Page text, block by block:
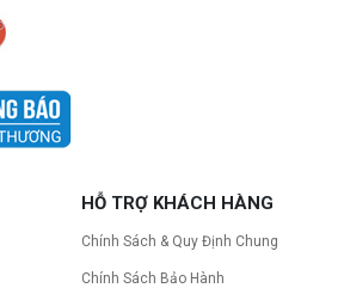
copy nhanh.
tăng hiệu năng tối đa? Xem ngay thứ tự ưu tiên
nâng cấp linh kiện PC chi tiết trong bài viết này!
nhân và Cách khắc phục
Tình trạng PC gaming nóng quạt kêu to khiến
máy giật lag, giảm tuổi thọ? Tìm hiểu ngay
nguyên nhân và cách khắc phục hiệu quả để máy
HỖ TRỢ KHÁCH HÀNG
Chính Sách & Quy Định Chung
Chính Sách Bảo Hành